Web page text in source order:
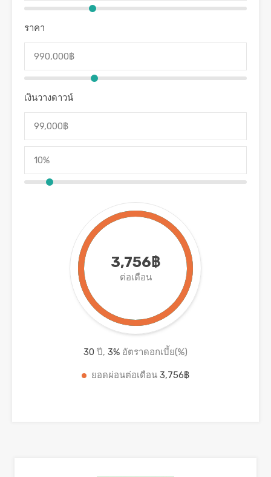
ราคา
เงินวางดาวน์
3,756฿
ต่อเดือน
30 ปี, 3% อัตราดอกเบี้ย(%)
ยอดผ่อนต่อเดือน 3,756฿